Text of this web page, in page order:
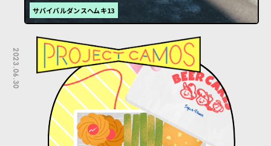
サバイバルダンスヘムキ13
2023.06.30